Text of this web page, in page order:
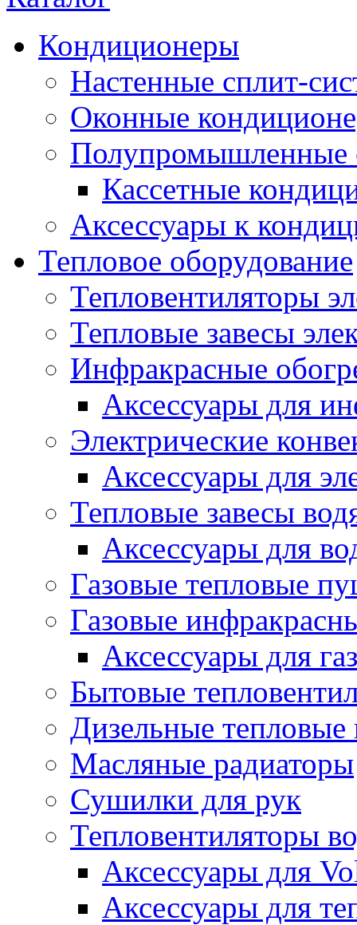
Кондиционеры
Настенные сплит-
Оконные
Полупромышленные
Кассетные
Аксессуары к
Тепловое оборудование
Тепловентиляторы
Тепловые завесы
Инфракрасные
Аксессуары для
Электрические
Аксессуары для
Тепловые завесы
Аксессуары для
Газовые тепловые
Газовые
Аксессуары для
Бытовые
Дизельные
Масляные радиаторы
Сушилки для рук
Тепловентиляторы
Аксессуары для
Аксессуары для